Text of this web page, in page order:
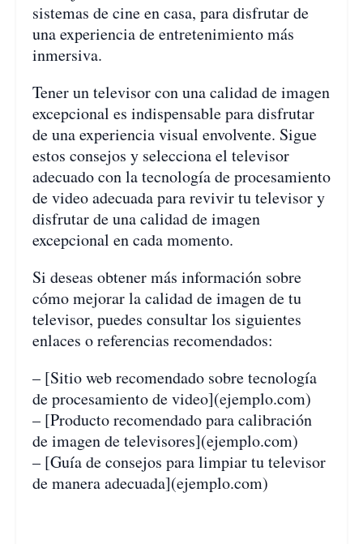
sistemas de cine en casa, para disfrutar de
una experiencia de entretenimiento más
inmersiva.
Tener un televisor con una calidad de imagen
excepcional es indispensable para disfrutar
de una experiencia visual envolvente. Sigue
estos consejos y selecciona el televisor
adecuado con la tecnología de procesamiento
de video adecuada para revivir tu televisor y
disfrutar de una calidad de imagen
excepcional en cada momento.
Si deseas obtener más información sobre
cómo mejorar la calidad de imagen de tu
televisor, puedes consultar los siguientes
enlaces o referencias recomendados:
– [Sitio web recomendado sobre tecnología
de procesamiento de video](ejemplo.com)
– [Producto recomendado para calibración
de imagen de televisores](ejemplo.com)
– [Guía de consejos para limpiar tu televisor
de manera adecuada](ejemplo.com)